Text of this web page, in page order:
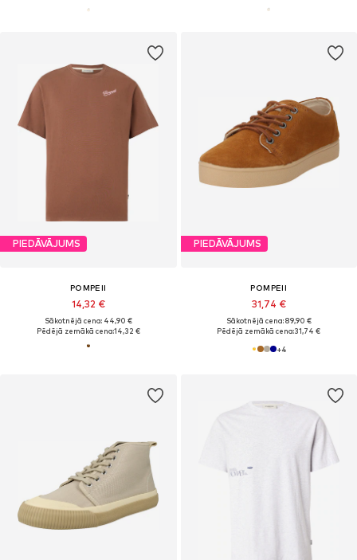
PIEDĀVĀJUMS
POMPEII
14,32 €
Sākotnējā cena: 44,90 €
Pēdējā zemākā cena:14,32 €
PIEDĀVĀJUMS
POMPEII
31,74 €
Sākotnējā cena: 89,90 €
Pēdējā zemākā cena:31,74 €
+4